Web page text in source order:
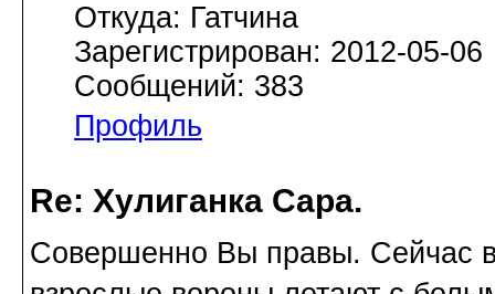
Откуда: Гатчина
Зарегистрирован: 2012-05-06
Сообщений: 383
Профиль
Re: Хулиганка Сара.
Совершенно Вы правы. Сейчас